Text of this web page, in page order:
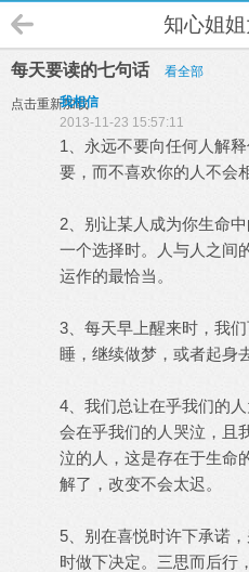
知心姐
每天要读的七句话 看全部
点击重新加载
我相信
2013-11-23 15:57:11
1、永远不要向任何人解
要，而不喜欢你的人不会
2、别让某人成为你生命
一个选择时。人与人之间
运作的最恰当。
3、每天早上醒来时，我
睡，继续做梦，或者起身
4、我们总让在乎我们的
会在乎我们的人哭泣，且
泣的人，这是存在于生命
解了，改变不会太迟。
5、别在喜悦时许下承诺
时做下决定。三思而后行